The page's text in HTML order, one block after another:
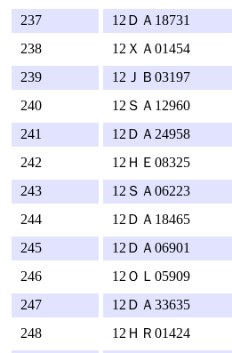
237
12ＤＡ18731
238
12ＸＡ01454
239
12ＪＢ03197
240
12ＳＡ12960
241
12ＤＡ24958
242
12ＨＥ08325
243
12ＳＡ06223
244
12ＤＡ18465
245
12ＤＡ06901
246
12ＯＬ05909
247
12ＤＡ33635
248
12ＨＲ01424